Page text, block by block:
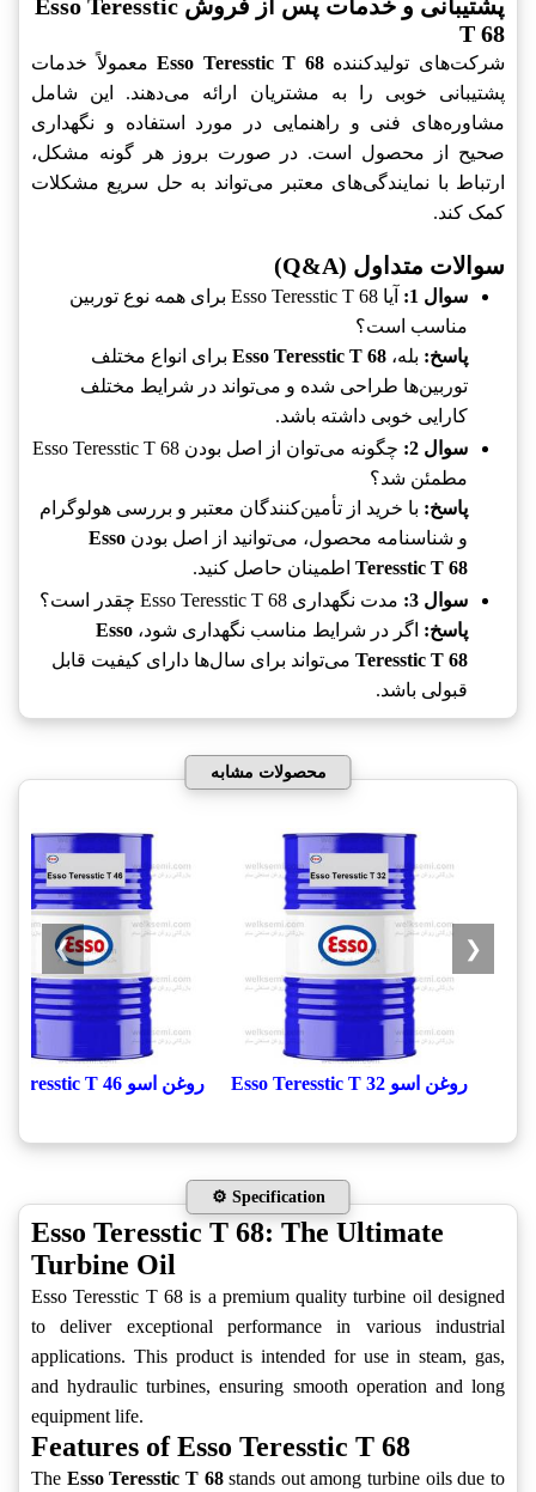
پشتیبانی و خدمات پس از فروش Esso Teresstic
T 68
شرکت‌های تولیدکنندهEsso Teresstic T 68معمولاً خدمات
پشتیبانی خوبی را به مشتریان ارائه می‌دهند. این شامل
مشاوره‌های فنی و راهنمایی در مورد استفاده و نگهداری
صحیح از محصول است. در صورت بروز هر گونه مشکل،
ارتباط با نمایندگی‌های معتبر می‌تواند به حل سریع مشکلات
کمک کند.
سوالات متداول (Q&A)
سوال 1:
آیا Esso Teresstic T 68 برای همه نوع توربین
مناسب است؟
پاسخ: بله، Esso Teresstic T 68 برای انواع مختلف
توربین‌ها طراحی شده و می‌تواند در شرایط مختلف
کارایی خوبی داشته باشد.
سوال 2:
چگونه می‌توان از اصل بودن Esso Teresstic T 68
مطمئن شد؟
پاسخ: با خرید از تأمین‌کنندگان معتبر و بررسی هولوگرام
و شناسنامه محصول، می‌توانید از اصل بودن Esso
Teresstic T 68 اطمینان حاصل کنید.
سوال 3:
مدت نگهداری Esso Teresstic T 68 چقدر است؟
پاسخ: اگر در شرایط مناسب نگهداری شود، Esso
Teresstic T 68 می‌تواند برای سال‌ها دارای کیفیت قابل
قبولی باشد.
محصولات مشابه
روغن اسو Esso Teresstic T 32 روغن اسو Esso Teresstic T 46
❮
❯
⚙️ Specification
Esso Teresstic T 68: The Ultimate
Turbine Oil
Esso Teresstic T 68 is a premium quality turbine oil designed
to deliver exceptional performance in various industrial
applications. This product is intended for use in steam, gas,
and hydraulic turbines, ensuring smooth operation and long
equipment life.
Features of Esso Teresstic T 68
The Esso Teresstic T 68stands out among turbine oils due to